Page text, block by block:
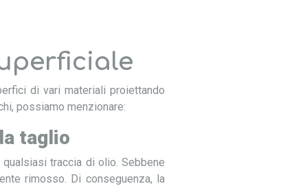
di vari materiali proiettando
possiamo menzionare:
taglio
traccia di olio. Sebbene
rimosso. Di conseguenza, la